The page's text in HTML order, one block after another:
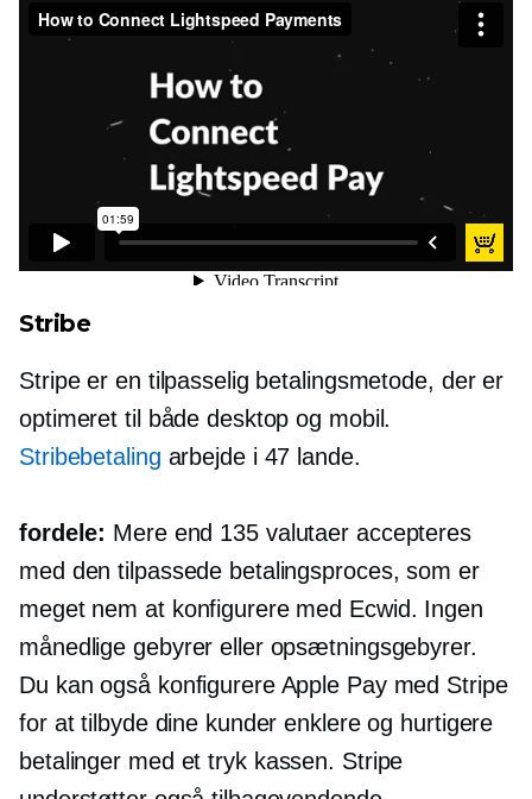
Sådan forbinder du Lightspeed-betalinger
Ecwid fra Lightspeedon
Stribe
Stripe er en tilpasselig betalingsmetode, der er
optimeret til både desktop og mobil.
Stribebetaling arbejde i 47 lande.
fordele: Mere end 135 valutaer accepteres
med den tilpassede betalingsproces, som er
meget nem at konfigurere med Ecwid. Ingen
månedlige gebyrer eller opsætningsgebyrer.
Du kan også konfigurere Apple Pay med Stripe
for at tilbyde dine kunder enklere og hurtigere
betalinger med et trykkassen. Stripe